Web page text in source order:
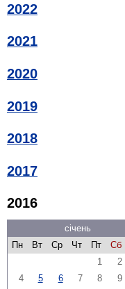
2022
2021
2020
2019
2018
2017
2016
січень
Пн
Вт Ср Чт Пт Сб
1
2
4
5 6 7 8 9